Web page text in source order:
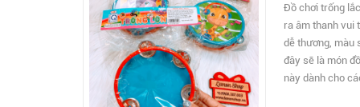
Đồ chơi trống
ra âm thanh vui
dễ thương, màu
đây sẽ là món
này dành cho